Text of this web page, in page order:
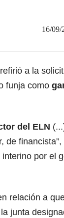
16/09/
a la
funja como
del ELN
de
por el
relación a
junta